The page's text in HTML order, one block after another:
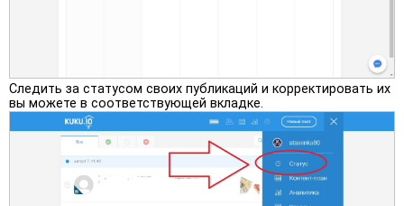
Следить за статусом своих публикаций и корректировать их
вы можете в соответствующей вкладке.